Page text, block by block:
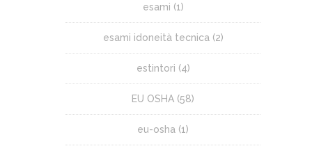
esami (1)
esami idoneità tecnica (2)
estintori (4)
EU OSHA (58)
eu-osha (1)